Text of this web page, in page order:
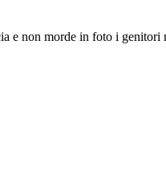
e non morde in foto i genitori